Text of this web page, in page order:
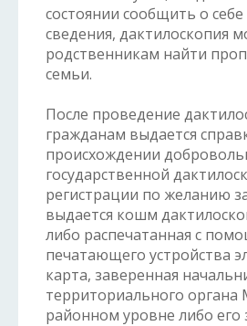
состоянии сообщить о
сведения, дактилоскопия
родственникам найти
семьи.
После проведение
гражданам выдается
происхождении
государственной
регистрации по желанию
выдается кошм
либо распечатанная с
печатающего устройства
карта, заверенная
территориального органа
районном уровне либо его